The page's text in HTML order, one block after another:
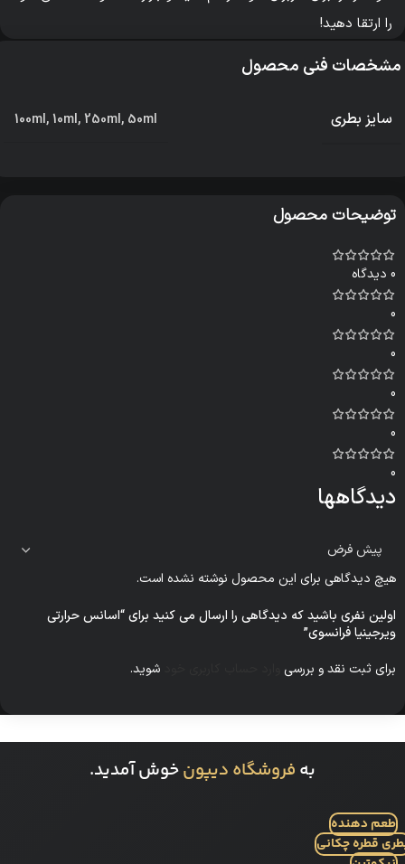
را ارتقا دهید!
مشخصات فنی محصول
سایز بطری 100ml,10ml, 250ml, 50ml
توضیحات محصول
0 دیدگاه
0
0
0
0
0
دیدگاهها
هیچ دیدگاهی برای این محصول نوشته نشده است.
اولین نفری باشید که دیدگاهی را ارسال می کنید برای “اسانس حرارتی
ویرجینیا فرانسوی”
برای ثبت نقد و بررسی
شوید.
به فروشگاه دیپونخوش آمدید.
طعم دهنده
قطره چکانی